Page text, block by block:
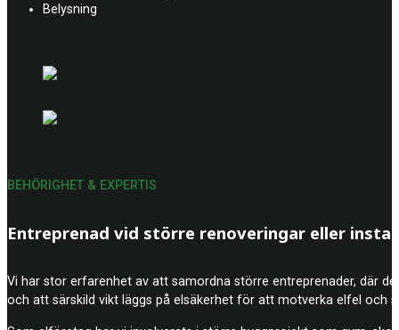
Belysning
Entreprenad vid större renoveringar eller
Vi har stor erfarenhet av att samordna större entreprenader, där
och att särskild vikt läggs på elsäkerhet för att motverka elfel och
BEHÖRIGHET & EXPERTIS